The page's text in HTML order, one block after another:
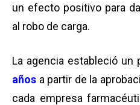
un efecto positivo para
al robo de carga.
La agencia estableció un
años a partir de la
cada empresa